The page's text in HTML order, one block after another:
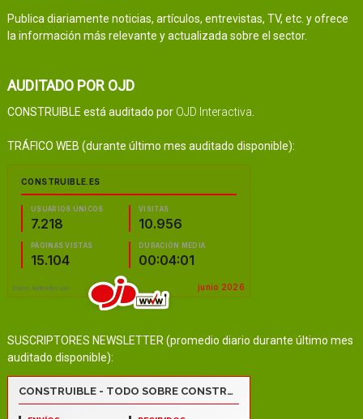
Publica diariamente noticias, artículos, entrevistas, TV, etc. y ofrece
la información más relevante y actualizada sobre el sector.
AUDITADO POR OJD
CONSTRUIBLE está auditado por OJD Interactiva.
TRÁFICO WEB (durante último mes auditado disponible):
SUSCRIPTORES NEWSLETTER (promedio diario durante último mes
auditado disponible):